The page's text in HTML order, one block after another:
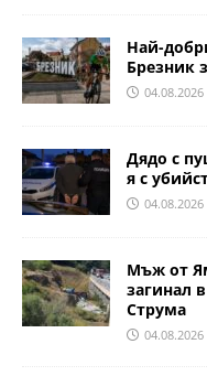
Най-
Брезник
04.08.2026
Дядо с
я с
04.08.2026
Мъж от
загинал
Струма
04.08.2026